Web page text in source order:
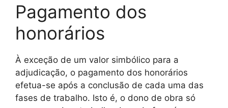
Pagamento dos
honorários
À exceção de um valor simbólico para a
adjudicação, o pagamento dos honorários
efetua-se após a conclusão de cada uma das
fases de trabalho. Isto é, o dono de obra só